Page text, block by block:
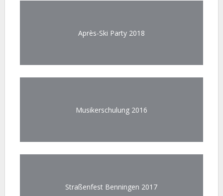
Après-Ski Party 2018
Musikerschulung 2016
Straßenfest Benningen 2017